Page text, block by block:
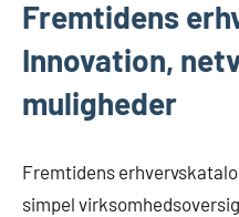
Fremtidens
Innovation,
muligheder
Fremtidens
simpel